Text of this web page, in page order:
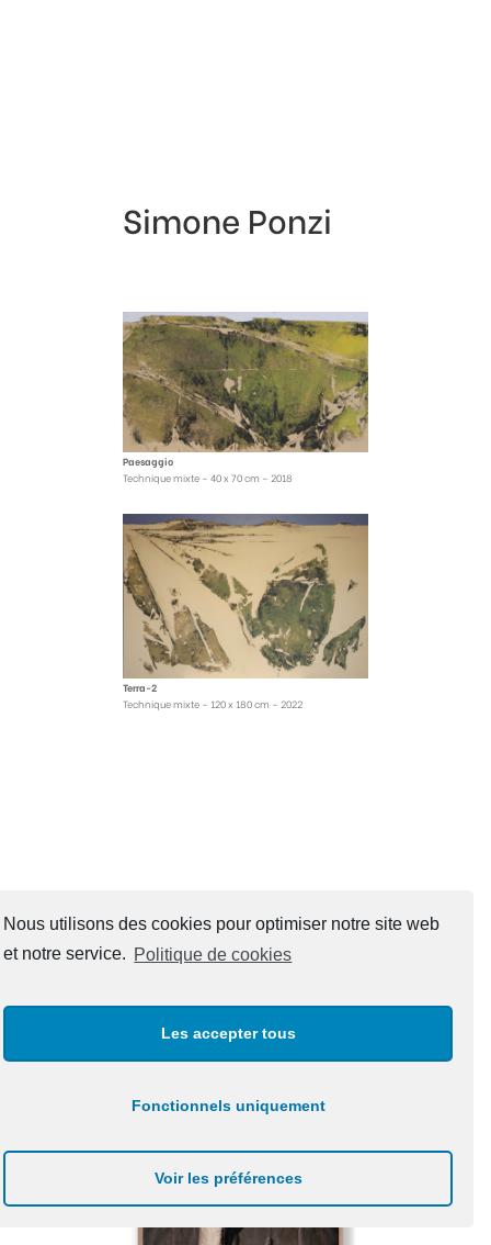
Nous utilisons des cookies pour optimiser notre site web
et notre service. Politique de cookies
Les accepter tous
Fonctionnels uniquement
Voir les préférences
Simone Ponzi
Paesaggio
Technique mixte – 40 x 70 cm – 2018
Terra-2
Technique mixte – 120 x 180 cm – 2022
Patricio Reig